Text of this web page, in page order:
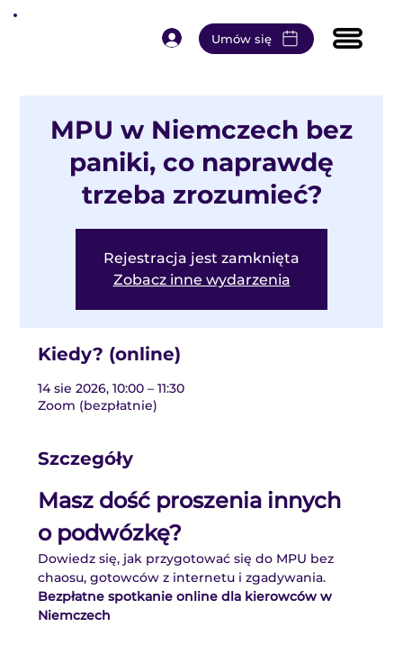
Umów się
MPU w Niemczech bez
paniki, co naprawdę
trzeba zrozumieć?
Rejestracja jest zamknięta
Zobacz inne wydarzenia
Kiedy? (online)
14 sie 2026, 10:00 – 11:30
Zoom (bezpłatnie)
Szczegóły
Masz dość proszenia innych
o podwózkę?
Dowiedz się, jak przygotować się do MPU bez
chaosu, gotowców z internetu i zgadywania.
Bezpłatne spotkanie online dla kierowców w
Niemczech